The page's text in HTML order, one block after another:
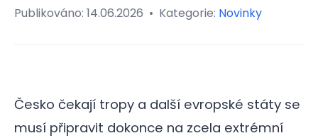
Publikováno: 14.06.2026 • Kategorie: Novinky
Česko čekají tropy a další evropské státy se
musí připravit dokonce na zcela extrémní